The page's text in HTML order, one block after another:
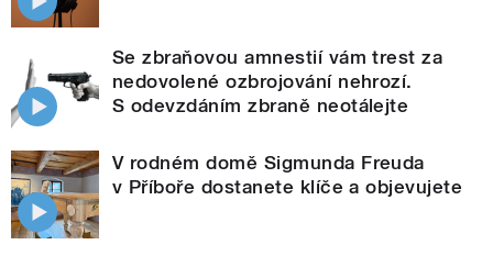
Se zbraňovou amnestií vám trest za
nedovolené ozbrojování nehrozí.
S odevzdáním zbraně neotálejte
V rodném domě Sigmunda Freuda
v Příboře dostanete klíče a objevujete